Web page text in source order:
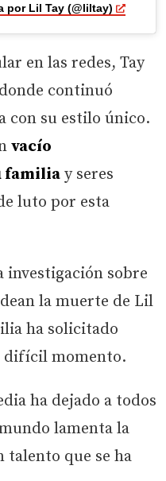
por Lil Tay (@liltay)
en las redes, Tay
continuó
con su estilo único.
vacío
familia y seres
luto por esta
investigación sobre
la muerte de Lil
ha solicitado
difícil momento.
ha dejado a todos
lamenta la
talento que se ha